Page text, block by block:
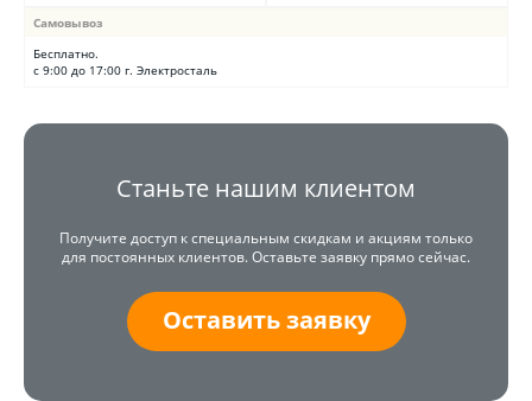
Самовывоз
Бесплатно.
с 9:00 до 17:00 г. Электросталь
Станьте нашим клиентом
Получите доступ к специальным скидкам и акциям только
для постоянных клиентов. Оставьте заявку прямо сейчас.
Оставить заявку